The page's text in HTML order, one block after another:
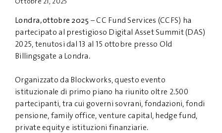
Ottobre 21, 2025
Londra, ottobre 2025 – CC Fund Services (CCFS) ha
partecipato al prestigioso Digital Asset Summit (DAS)
2025, tenutosi dal 13 al 15 ottobre presso Old
Billingsgate a Londra.
Organizzato da Blockworks, questo evento
istituzionale di primo piano ha riunito oltre 2.500
partecipanti, tra cui governi sovrani, fondazioni, fondi
pensione, family office, venture capital, hedge fund,
private equity e istituzioni finanziarie.